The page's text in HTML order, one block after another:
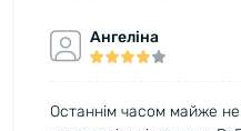
Ангеліна
Останнім часом майже не